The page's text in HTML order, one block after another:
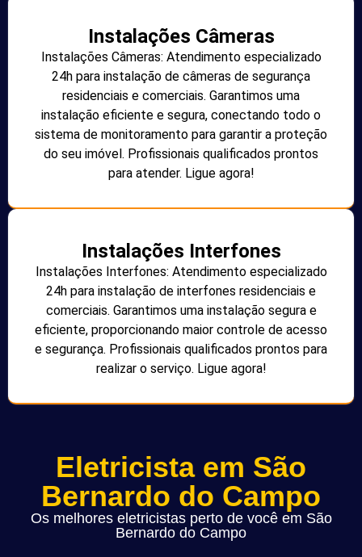
Instalações Câmeras
Instalações Câmeras: Atendimento especializado
24h para instalação de câmeras de segurança
residenciais e comerciais. Garantimos uma
instalação eficiente e segura, conectando todo o
sistema de monitoramento para garantir a proteção
do seu imóvel. Profissionais qualificados prontos
para atender. Ligue agora!
Instalações Interfones
Instalações Interfones: Atendimento especializado
24h para instalação de interfones residenciais e
comerciais. Garantimos uma instalação segura e
eficiente, proporcionando maior controle de acesso
e segurança. Profissionais qualificados prontos para
realizar o serviço. Ligue agora!
Eletricista em São
Bernardo do Campo
Os melhores eletricistas perto de você em São
Bernardo do Campo